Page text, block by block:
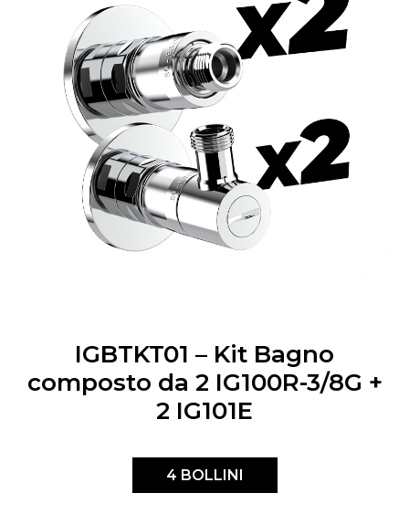
IGBTKT01 – Kit Bagno
composto da 2 IG100R-3/8G +
2 IG101E
4 BOLLINI